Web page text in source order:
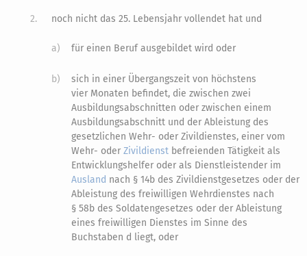
2. noch nicht das 25. Lebensjahr vollendet hat und
a) für einen Beruf ausgebildet wird oder
b)
sich in einer Übergangszeit von höchstens
vier Monaten befindet, die zwischen zwei
Ausbildungsabschnitten oder zwischen einem
Ausbildungsabschnitt und der Ableistung des
gesetzlichen Wehr- oder Zivildienstes, einer vom
Wehr- oderZivildienst befreienden Tätigkeit als
Entwicklungshelfer oder als Dienstleistender im
Ausland nach § 14b des Zivildienstgesetzes oder der
Ableistung des freiwilligen Wehrdienstes nach
§ 58b des Soldatengesetzes oder der Ableistung
eines freiwilligen Dienstes im Sinne des
Buchstaben d liegt, oder